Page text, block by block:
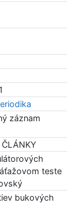
záznam
teste
bukových